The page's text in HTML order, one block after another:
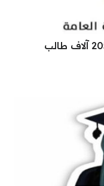
نتيجة الثانوية العامة 2026 تشهد 205 آلاف طالب